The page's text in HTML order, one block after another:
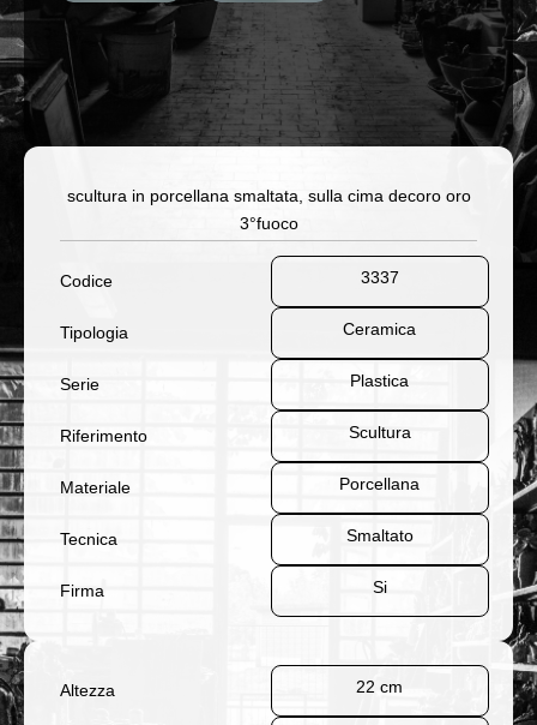
scultura in porcellana smaltata, sulla cima decoro oro
3°fuoco
Codice 3337
Tipologia Ceramica
Serie Plastica
Riferimento Scultura
Materiale Porcellana
Tecnica Smaltato
Firma Si
Altezza 22 cm